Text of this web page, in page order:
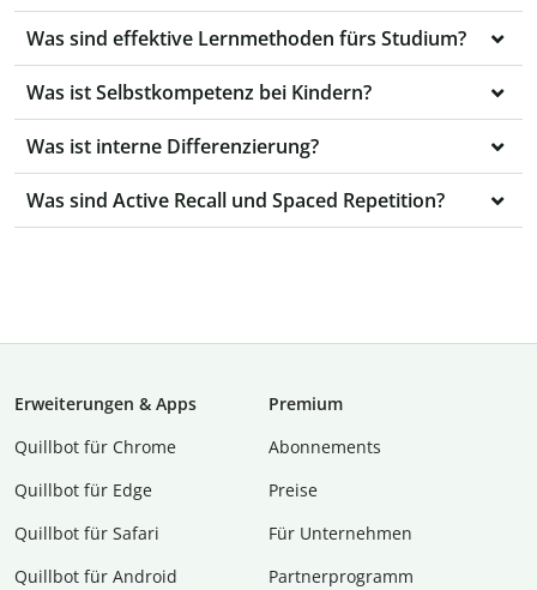
Was sind effektive Lernmethoden fürs Studium?
Was ist Selbstkompetenz bei Kindern?
Was ist interne Differenzierung?
Was sind Active Recall und Spaced Repetition?
Erweiterungen & Apps
Quillbot für Chrome
Quillbot für Edge
Quillbot für Safari
Quillbot für Android
Premium
Abon­ne­ments
Preise
Für Unternehmen
Partnerprogramm